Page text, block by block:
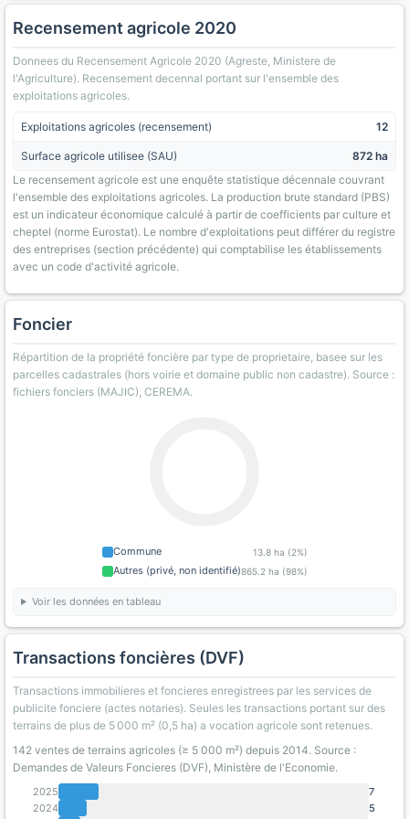
Recensement agricole 2020
Donnees du Recensement Agricole 2020 (Agreste, Ministere de
l'Agriculture). Recensement decennal portant sur l'ensemble des
exploitations agricoles.
Exploitations agricoles (recensement) 12
Surface agricole utilisee (SAU)
872 ha
Le recensement agricole est une enquête statistique décennale couvrant
l'ensemble des exploitations agricoles. La production brute standard (PBS)
est un indicateur économique calculé à partir de coefficients par culture et
cheptel (norme Eurostat). Le nombre d'exploitations peut différer du registre
des entreprises (section précédente) qui comptabilise les établissements
avec un code d'activité agricole.
Foncier
Répartition de la propriété foncière par type de proprietaire, basee sur les
parcelles cadastrales (hors voirie et domaine public non cadastre). Source :
fichiers fonciers (MAJIC), CEREMA.
Commune 13.8 ha (2%)
Autres (privé, non identifié)865.2 ha (98%)
Voir les données en tableau
Transactions foncières (DVF)
Transactions immobilieres et foncieres enregistrees par les services de
publicite fonciere (actes notaries). Seules les transactions portant sur des
terrains de plus de 5 000 m² (0,5 ha) a vocation agricole sont retenues.
142 ventes de terrains agricoles (≥ 5 000 m²) depuis 2014. Source :
Demandes de Valeurs Foncieres (DVF), Ministère de l'Economie.
2025
7
2024
5